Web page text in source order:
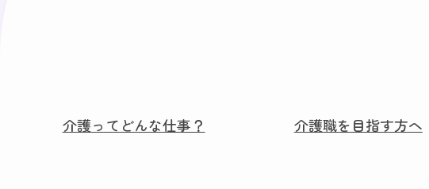
介護ってどんな仕事？ 介護職を目指す方へ